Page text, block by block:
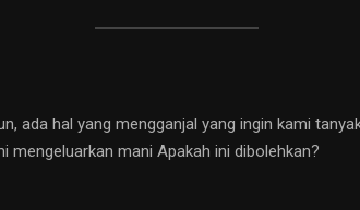
ada hal yang mengganjal yang ingin kami
mani Apakah ini dibolehkan?